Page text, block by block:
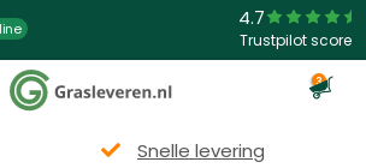
4.7
Trustpilot score
3
Snelle levering